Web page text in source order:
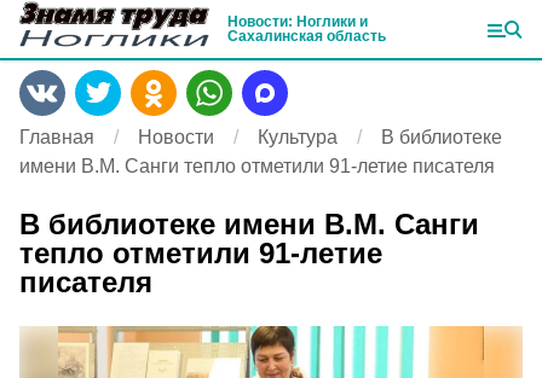
Новости: Ноглики и
Сахалинская область
Главная Новости Культура
В библиотеке
имени В.М. Санги тепло отметили 91-летие писателя
В библиотеке имени В.М. Санги
тепло отметили 91-летие
писателя